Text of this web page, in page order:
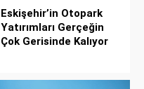
Eskişehir’in Otopark
Yatırımları Gerçeğin
Çok Gerisinde Kalıyor